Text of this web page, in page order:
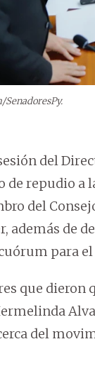
del
de repudio a
del
además de
para
que dieron
del